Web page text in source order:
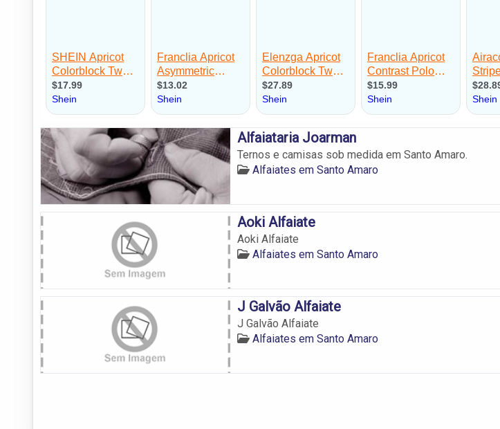
Alfaiataria Joarman
Ternos e camisas sob medida em Santo Amaro.
Alfaiates em Santo Amaro
Aoki Alfaiate
Aoki Alfaiate
Alfaiates em Santo Amaro
J Galvão Alfaiate
J Galvão Alfaiate
Alfaiates em Santo Amaro